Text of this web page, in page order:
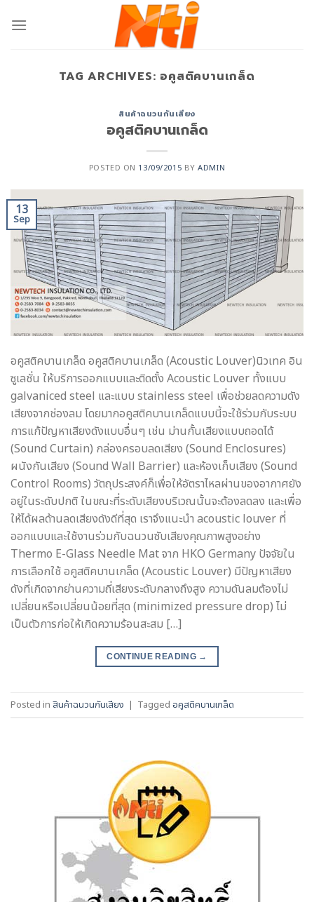
TAG ARCHIVES: อคูสติคบานเกล็ด
สินค้าฉนวนกันเสียง
อคูสติคบานเกล็ด
POSTED ON 13/09/2015 BYADMIN
13
Sep
อคูสติคบานเกล็ด อคูสติคบานเกล็ด (Acoustic Louver)นิวเทค อิน
ซูเลชั่น ให้บริการออกแบบและติดตั้ง Acoustic Louver ทั้งแบบ
galvaniced steel และแบบ stainless steel เพื่อช่วยลดความดัง
เสียงจากช่องลม โดยมากอคูสติคบานเกล็ดแบบนี้จะใช้ร่วมกับระบบ
การแก้ปัญหาเสียงดังแบบอื่นๆ เช่น ม่านกั้นเสียงแบบถอดได้
(Sound Curtain) กล่องครอบลดเสียง (Sound Enclosures)
ผนังกันเสียง (Sound Wall Barrier) และห้องเก็บเสียง (Sound
Control Rooms) วัตถุประสงค์ก็เพื่อให้อัตราไหลผ่านของอากาศยัง
อยู่ในระดับปกติ ในขณะที่ระดับเสียงบริเวณนั้นจะต้องลดลง และเพื่อ
ให้ได้ผลด้านลดเสียงดังดีที่สุด เราจึงแนะนำ acoustic louver ที่
ออกแบบและใช้งานร่วมกับฉนวนซับเสียงคุณภาพสูงอย่าง
Thermo E-Glass Needle Mat จาก HKO Germany ปัจจัยใน
การเลือกใช้ อคูสติคบานเกล็ด (Acoustic Louver) มีปัญหาเสียง
ดังที่เกิดจากย่านความถี่เสียงระดับกลางถึงสูง ความดันลมต้องไม่
เปลี่ยนหรือเปลี่ยนน้อยที่สุด (minimized pressure drop) ไม่
เป็นตัวการก่อให้เกิดความร้อนสะสม […]
CONTINUE READING →
Posted in สินค้าฉนวนกันเสียง | Tagged อคูสติคบานเกล็ด